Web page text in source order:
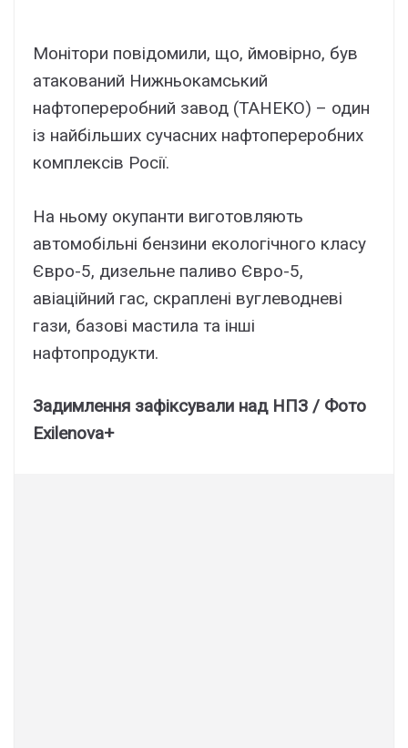
Монітори повідомили, що, ймовірно, був
атакований Нижньокамський
нафтопереробний завод (ТАНЕКО) – один
із найбільших сучасних нафтопереробних
комплексів Росії.
На ньому окупанти виготовляють
автомобільні бензини екологічного класу
Євро-5, дизельне паливо Євро-5,
авіаційний гас, скраплені вуглеводневі
гази, базові мастила та інші
нафтопродукти.
Задимлення зафіксували над НПЗ / Фото
Exilenova+